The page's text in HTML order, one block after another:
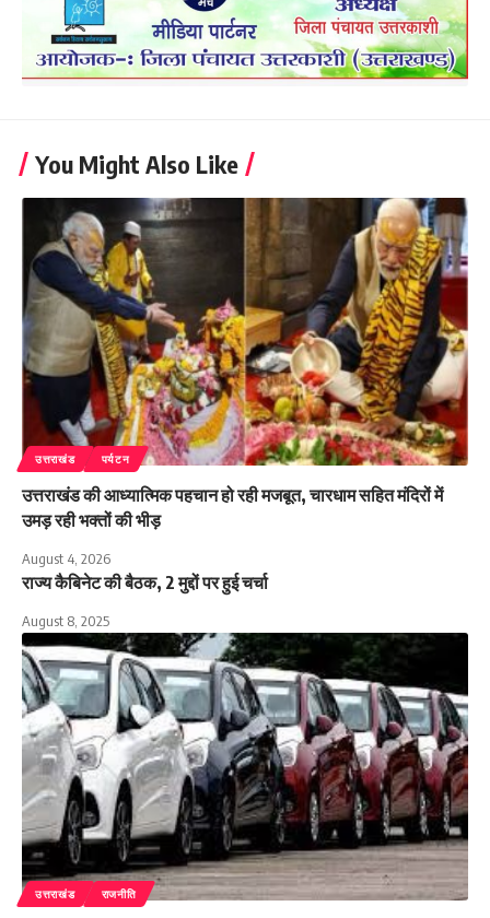
You Might Also Like
उत्तराखंड पर्यटन
उत्तराखंड की आध्यात्मिक पहचान हो रही मजबूत, चारधाम सहित मंदिरों में
उमड़ रही भक्तों की भीड़
August 4, 2026
राज्य कैबिनेट की बैठक, 2 मुद्दों पर हुई चर्चा
August 8, 2025
उत्तराखंड राजनीति